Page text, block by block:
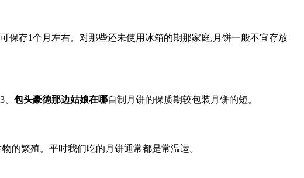
保存1个月左右。对那些还未使用冰箱的期那家庭,月饼一般不宜存放
包头豪德那边姑娘在哪自制月饼的保质期较包装月饼的短。
的繁殖。平时我们吃的月饼通常都是常温运。